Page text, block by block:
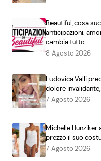
Beautiful, cosa
anticipazioni:
cambia tutto
8 Agosto 2026
Ludovica Valli
dolore
7 Agosto 2026
Michelle Hunziker
prezzo il suo
7 Agosto 2026